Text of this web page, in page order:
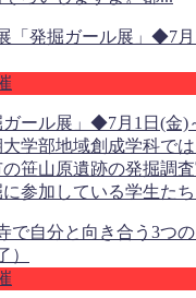
ール展」◆7月1日(金)
学部地域創成学科で
笹山原遺跡の発掘調
参加している学生た